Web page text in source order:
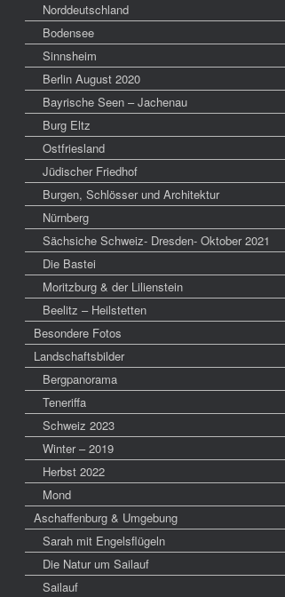
Norddeutschland
Bodensee
Sinnsheim
Berlin August 2020
Bayrische Seen – Jachenau
Burg Eltz
Ostfriesland
Jüdischer Friedhof
Burgen, Schlösser und Architektur
Nürnberg
Sächsiche Schweiz- Dresden- Oktober 2021
Die Bastei
Moritzburg & der Lilienstein
Beelitz – Heilstetten
Besondere Fotos
Landschaftsbilder
Bergpanorama
Teneriffa
Schweiz 2023
Winter – 2019
Herbst 2022
Mond
Aschaffenburg & Umgebung
Sarah mit Engelsflügeln
Die Natur um Sailauf
Sailauf